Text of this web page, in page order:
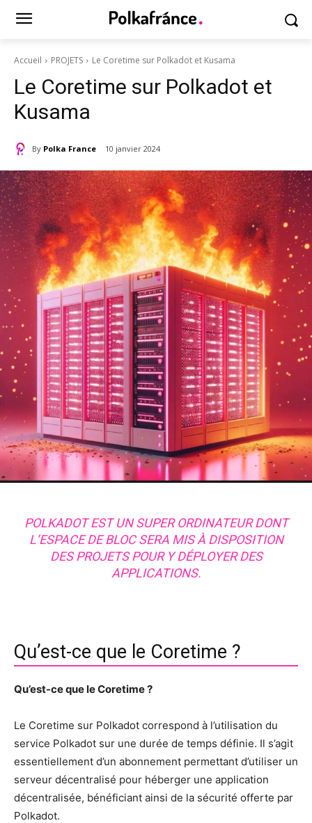
Accueil PROJETS Le Coretime sur Polkadot et Kusama
Le Coretime sur Polkadot et
Kusama
By Polka France 10 janvier 2024
POLKADOT EST UN SUPER ORDINATEUR DONT
L’ESPACE DE BLOC SERA MIS À DISPOSITION
DES PROJETS POUR Y DÉPLOYER DES
APPLICATIONS.
Qu’est-ce que le Coretime ?
Qu’est-ce que le Coretime ?
Le Coretime sur Polkadot correspond à l’utilisation du
service Polkadot sur une durée de temps définie. Il s’agit
essentiellement d’un abonnement permettant d’utiliser un
serveur décentralisé pour héberger une application
décentralisée, bénéficiant ainsi de la sécurité offerte par
Polkadot.